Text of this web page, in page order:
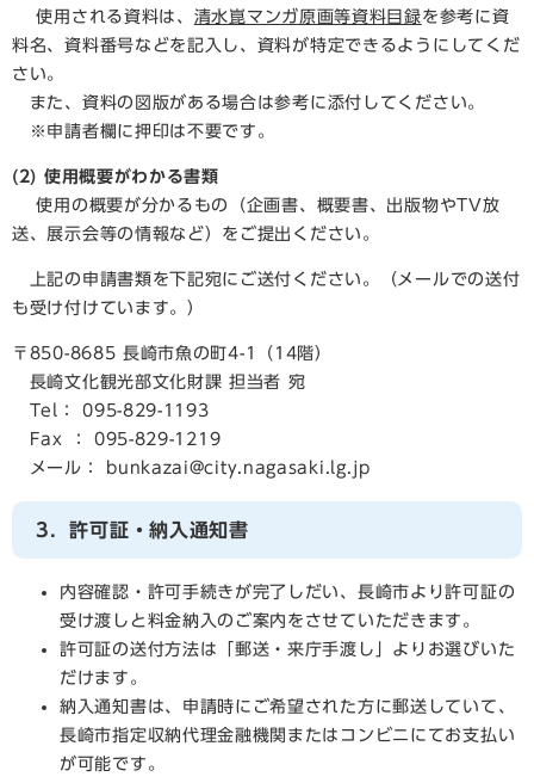
使用される資料は、 清水崑マンガ原画等資料目録を参考に資
料名、資料番号などを記入し、資料が特定できるようにしてくだ
さい。
また、資料の図版がある場合は参考に添付してください。
※申請者欄に押印は不要です。
(2) 使用概要がわかる書類
使用の概要が分かるもの（企画書、概要書、出版物やTV放
送、展示会等の情報など）をご提出ください。
上記の申請書類を下記宛にご送付ください。（メールでの送付
も受け付けています。）
〒850-8685 長崎市魚の町4-1（14階）
長崎文化観光部文化財課 担当者 宛
Tel： 095-829-1193
Fax ： 095-829-1219
メール： bunkazai@city.nagasaki.lg.jp
3．許可証・納入通知書
内容確認・許可手続きが完了しだい、長崎市より許可証の
受け渡しと料金納入のご案内をさせていただきます。
許可証の送付方法は「郵送・来庁手渡し」よりお選びいた
だけます。
納入通知書は、申請時にご希望された方に郵送していて、
長崎市指定収納代理金融機関またはコンビニにてお支払い
が可能です。